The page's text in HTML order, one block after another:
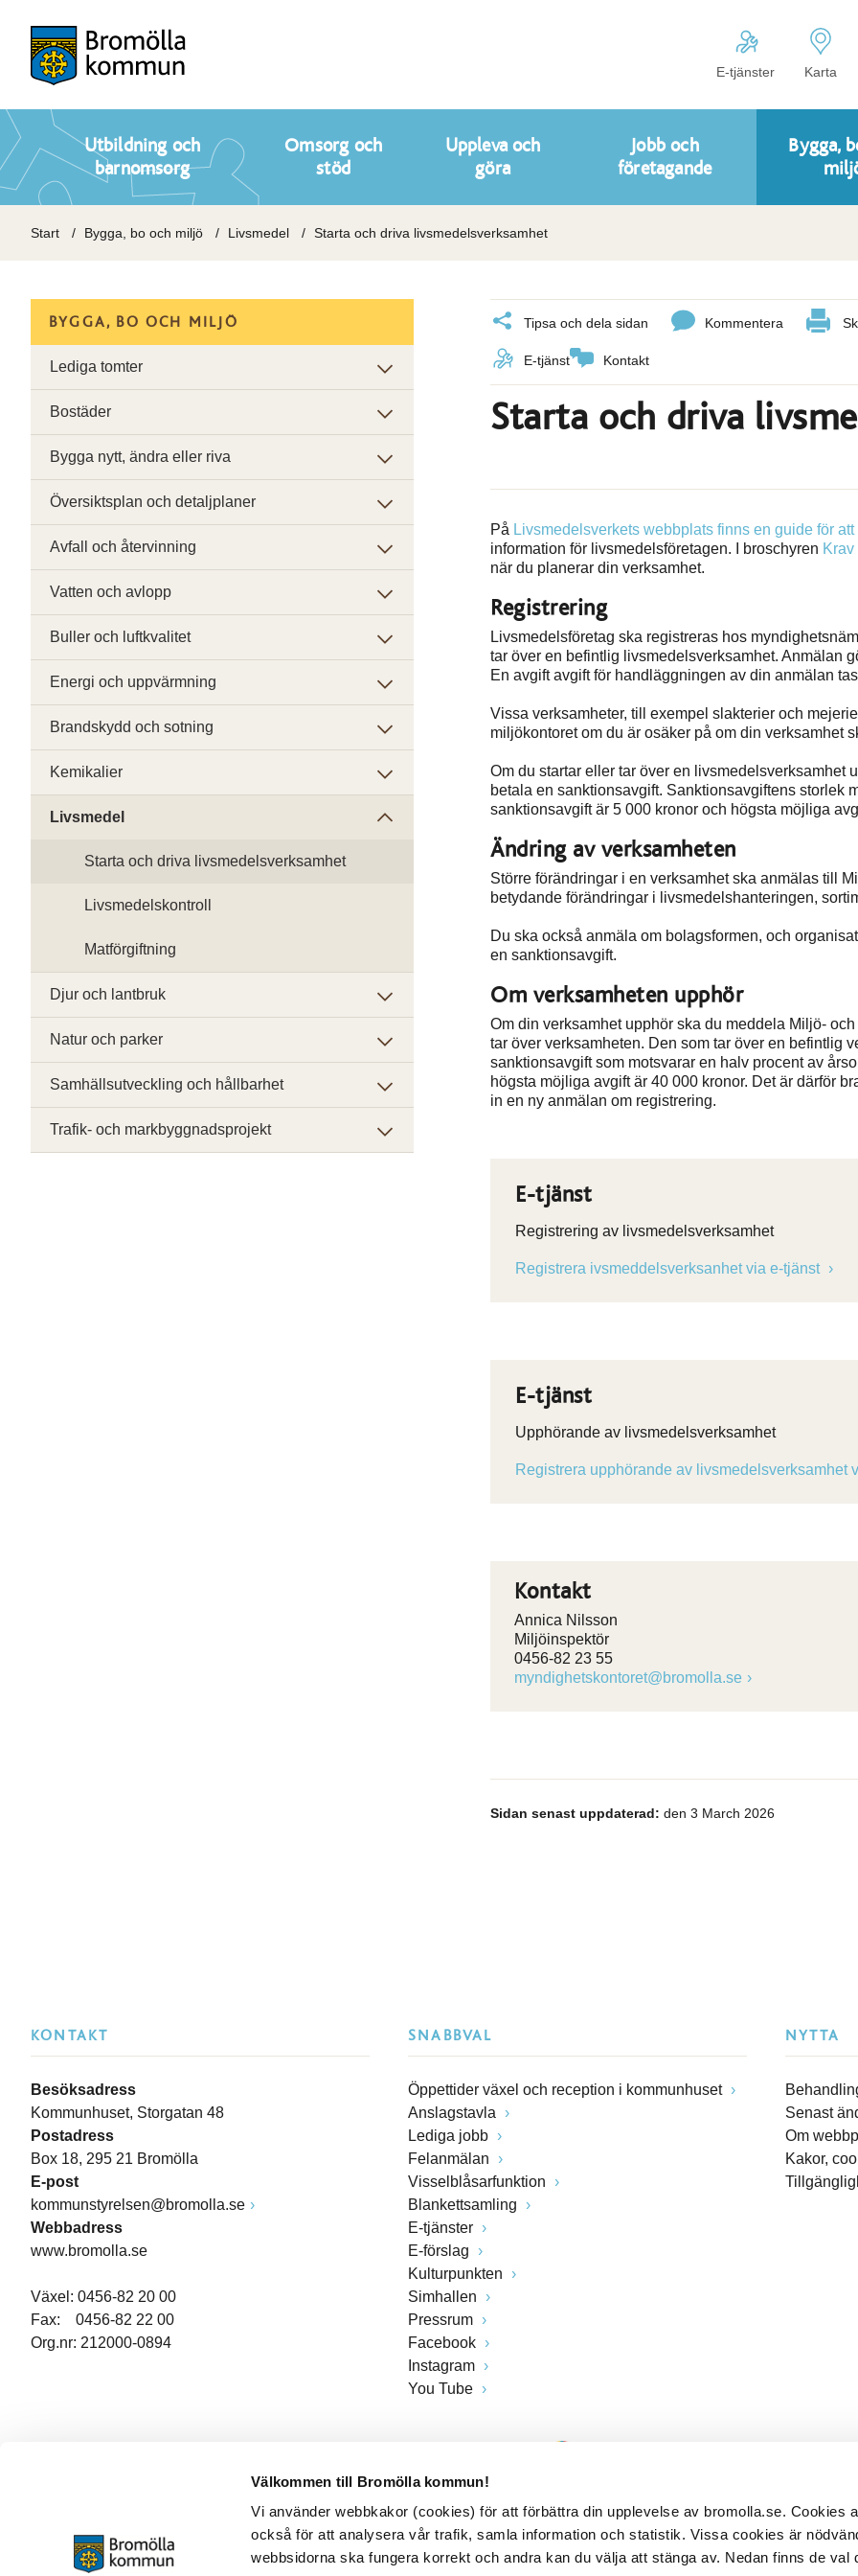
Välkommen till Bromölla kommun!
Vi använder webbkakor (cookies) för att förbättra din upplevelse av bromolla.se. Cookies
också för att analysera vår trafik, samla information och statistik. Vissa cookies är
webbsidorna ska fungera korrekt och andra kan du välja att stänga av. Nedan finns de val
E-tjänster Karta
Utbildning och
barnomsorg
Omsorg och
stöd
Uppleva och
göra
Jobb och
företagande
Bygga,
Start Bygga, bo och miljö Livsmedel Starta och driva livsmedelsverksamhet
Tipsa och dela sidan Kommentera
E-tjänst Kontakt
Starta och driva
På Livsmedelsverkets webbplats finns en guide för
information för livsmedelsföretagen. I broschyren
när du planerar din verksamhet.
Registrering
Livsmedelsföretag ska registreras hos
tar över en befintlig livsmedelsverksamhet. Anmälan
En avgift avgift för handläggningen av din anmälan
Vissa verksamheter, till exempel slakterier och
miljökontoret om du är osäker på om din verksamhet
Om du startar eller tar över en livsmedelsverksamhet
betala en sanktionsavgift. Sanktionsavgiftens storlek
sanktionsavgift är 5 000 kronor och högsta möjliga
Ändring av verksamheten
Större förändringar i en verksamhet ska anmälas till
betydande förändringar i livsmedelshanteringen,
Du ska också anmäla om bolagsformen, och
en sanktionsavgift.
Om verksamheten upphör
Om din verksamhet upphör ska du meddela Miljö-
tar över verksamheten. Den som tar över en befintlig
sanktionsavgift som motsvarar en halv procent av
högsta möjliga avgift är 40 000 kronor. Det är därför
in en ny anmälan om registrering.
E-tjänst
Registrering av livsmedelsverksamhet
Registrera ivsmeddelsverksanhet via e-tjänst
E-tjänst
Upphörande av livsmedelsverksamhet
Registrera upphörande av livsmedelsverksamhet
Kontakt
Annica Nilsson
Miljöinspektör
0456-82 23 55
myndighetskontoret@bromolla.se
Sidan senast uppdaterad: den 3 March 2026
BYGGA, BO OCH MILJÖ
Lediga tomter
Bostäder
Bygga nytt, ändra eller riva
Översiktsplan och detaljplaner
Avfall och återvinning
Vatten och avlopp
Buller och luftkvalitet
Energi och uppvärmning
Brandskydd och sotning
Kemikalier
Livsmedel
Starta och driva livsmedelsverksamhet
Livsmedelskontroll
Matförgiftning
Djur och lantbruk
Natur och parker
Samhällsutveckling och hållbarhet
Trafik- och markbyggnadsprojekt
KONTAKT
Besöksadress
Kommunhuset, Storgatan 48
Postadress
Box 18, 295 21 Bromölla
E-post
kommunstyrelsen@bromolla.se
Webbadress
www.bromolla.se
Växel: 0456-82 20 00
Fax: 0456-82 22 00
Org.nr: 212000-0894
SNABBVAL
Öppettider växel och reception i kommunhuset
Anslagstavla
Lediga jobb
Felanmälan
Visselblåsarfunktion
Blankettsamling
E-tjänster
E-förslag
Kulturpunkten
Simhallen
Pressrum
Facebook
Instagram
You Tube
NYTTA
Senast
Om
Kakor,